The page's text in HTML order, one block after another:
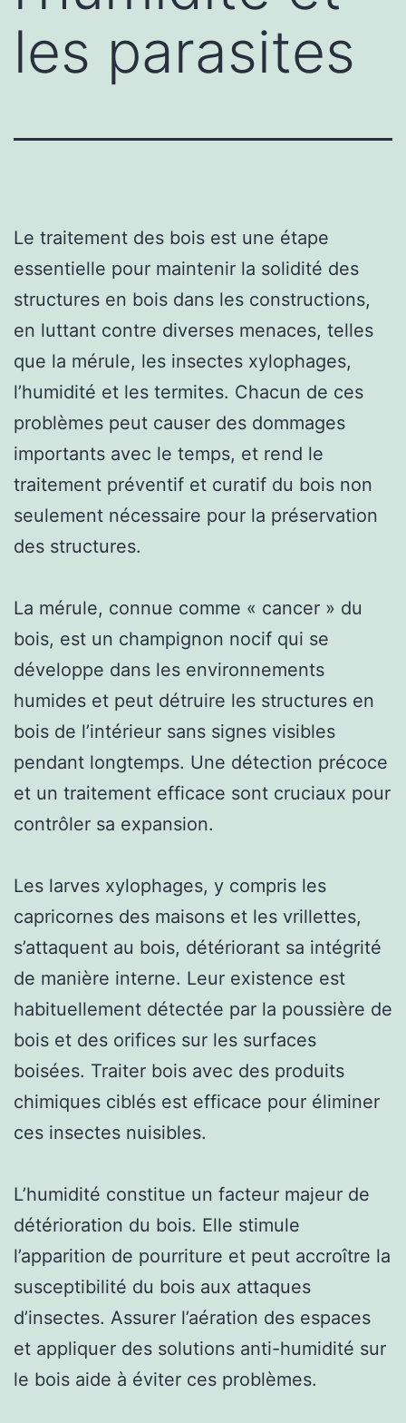
les parasites
Le traitement des bois est une étape
essentielle pour maintenir la solidité des
structures en bois dans les constructions,
en luttant contre diverses menaces, telles
que la mérule, les insectes xylophages,
l’humidité et les termites. Chacun de ces
problèmes peut causer des dommages
importants avec le temps, et rend le
traitement préventif et curatif du bois non
seulement nécessaire pour la préservation
des structures.
La mérule, connue comme « cancer » du
bois, est un champignon nocif qui se
développe dans les environnements
humides et peut détruire les structures en
bois de l’intérieur sans signes visibles
pendant longtemps. Une détection précoce
et un traitement efficace sont cruciaux pour
contrôler sa expansion.
Les larves xylophages, y compris les
capricornes des maisons et les vrillettes,
s’attaquent au bois, détériorant sa intégrité
de manière interne. Leur existence est
habituellement détectée par la poussière de
bois et des orifices sur les surfaces
boisées. Traiter bois avec des produits
chimiques ciblés est efficace pour éliminer
ces insectes nuisibles.
L’humidité constitue un facteur majeur de
détérioration du bois. Elle stimule
l’apparition de pourriture et peut accroître la
susceptibilité du bois aux attaques
d’insectes. Assurer l’aération des espaces
et appliquer des solutions anti-humidité sur
le bois aide à éviter ces problèmes.